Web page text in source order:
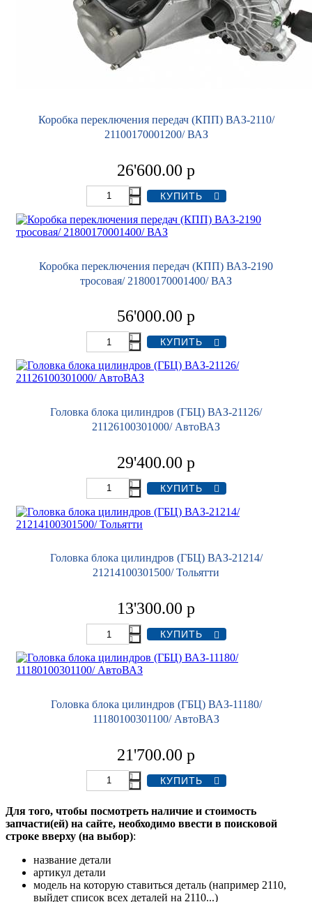
Коробка переключения передач (КПП) ВАЗ-2110/
21100170001200/ ВАЗ
26'600.00 р
Коробка переключения передач (КПП) ВАЗ-2190
тросовая/ 21800170001400/ ВАЗ
56'000.00 р
Головка блока цилиндров (ГБЦ) ВАЗ-21126/
21126100301000/ АвтоВАЗ
29'400.00 р
Головка блока цилиндров (ГБЦ) ВАЗ-21214/
21214100301500/ Тольятти
13'300.00 р
Головка блока цилиндров (ГБЦ) ВАЗ-11180/
11180100301100/ АвтоВАЗ
21'700.00 р
Для того, чтобы посмотреть наличие и стоимость
запчасти(ей) на сайте, необходимо ввести в поисковой
строке вверху (на выбор):
название детали
артикул детали
модель на которую ставиться деталь (например 2110,
выйдет список всех деталей на 2110...)